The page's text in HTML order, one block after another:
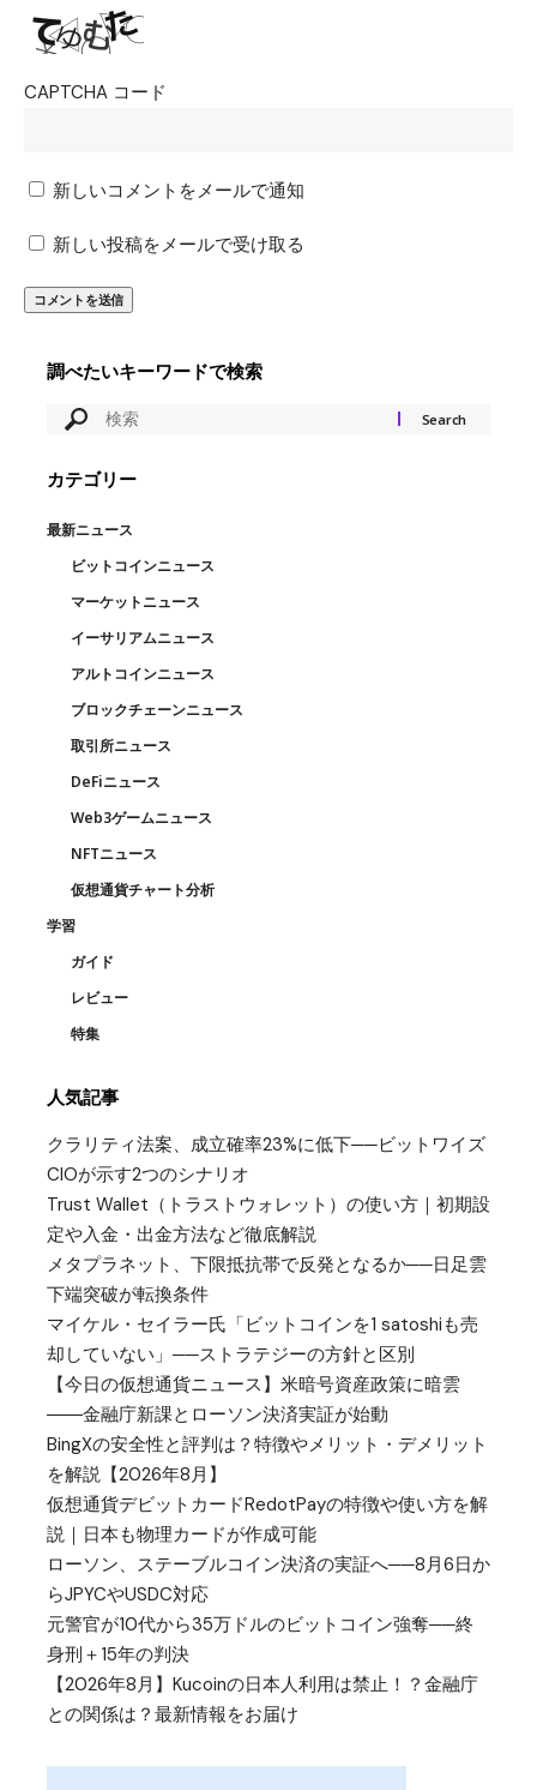
CAPTCHA コード
新しいコメントをメールで通知
新しい投稿をメールで受け取る
調べたいキーワードで検索
カテゴリー
最新ニュース
ビットコインニュース
マーケットニュース
イーサリアムニュース
アルトコインニュース
ブロックチェーンニュース
取引所ニュース
DeFiニュース
Web3ゲームニュース
NFTニュース
仮想通貨チャート分析
学習
ガイド
レビュー
特集
人気記事
クラリティ法案、成立確率23%に低下──ビットワイズ
CIOが示す2つのシナリオ
Trust Wallet（トラストウォレット）の使い方｜初期設
定や入金・出金方法など徹底解説
メタプラネット、下限抵抗帯で反発となるか──日足雲
下端突破が転換条件
マイケル・セイラー氏「ビットコインを1 satoshiも売
却していない」──ストラテジーの方針と区別
【今日の仮想通貨ニュース】米暗号資産政策に暗雲
――金融庁新課とローソン決済実証が始動
BingXの安全性と評判は？特徴やメリット・デメリット
を解説【2026年8月】
仮想通貨デビットカードRedotPayの特徴や使い方を解
説｜日本も物理カードが作成可能
ローソン、ステーブルコイン決済の実証へ──8月6日か
らJPYCやUSDC対応
元警官が10代から35万ドルのビットコイン強奪──終
身刑＋15年の判決
【2026年8月】Kucoinの日本人利用は禁止！？金融庁
との関係は？最新情報をお届け